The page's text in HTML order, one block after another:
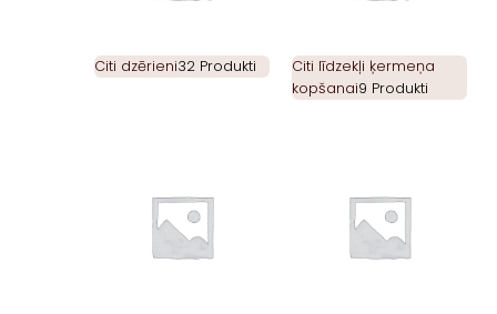
Citi dzērieni32 Produkti
Citi līdzekļi ķermeņa
kopšanai9 Produkti